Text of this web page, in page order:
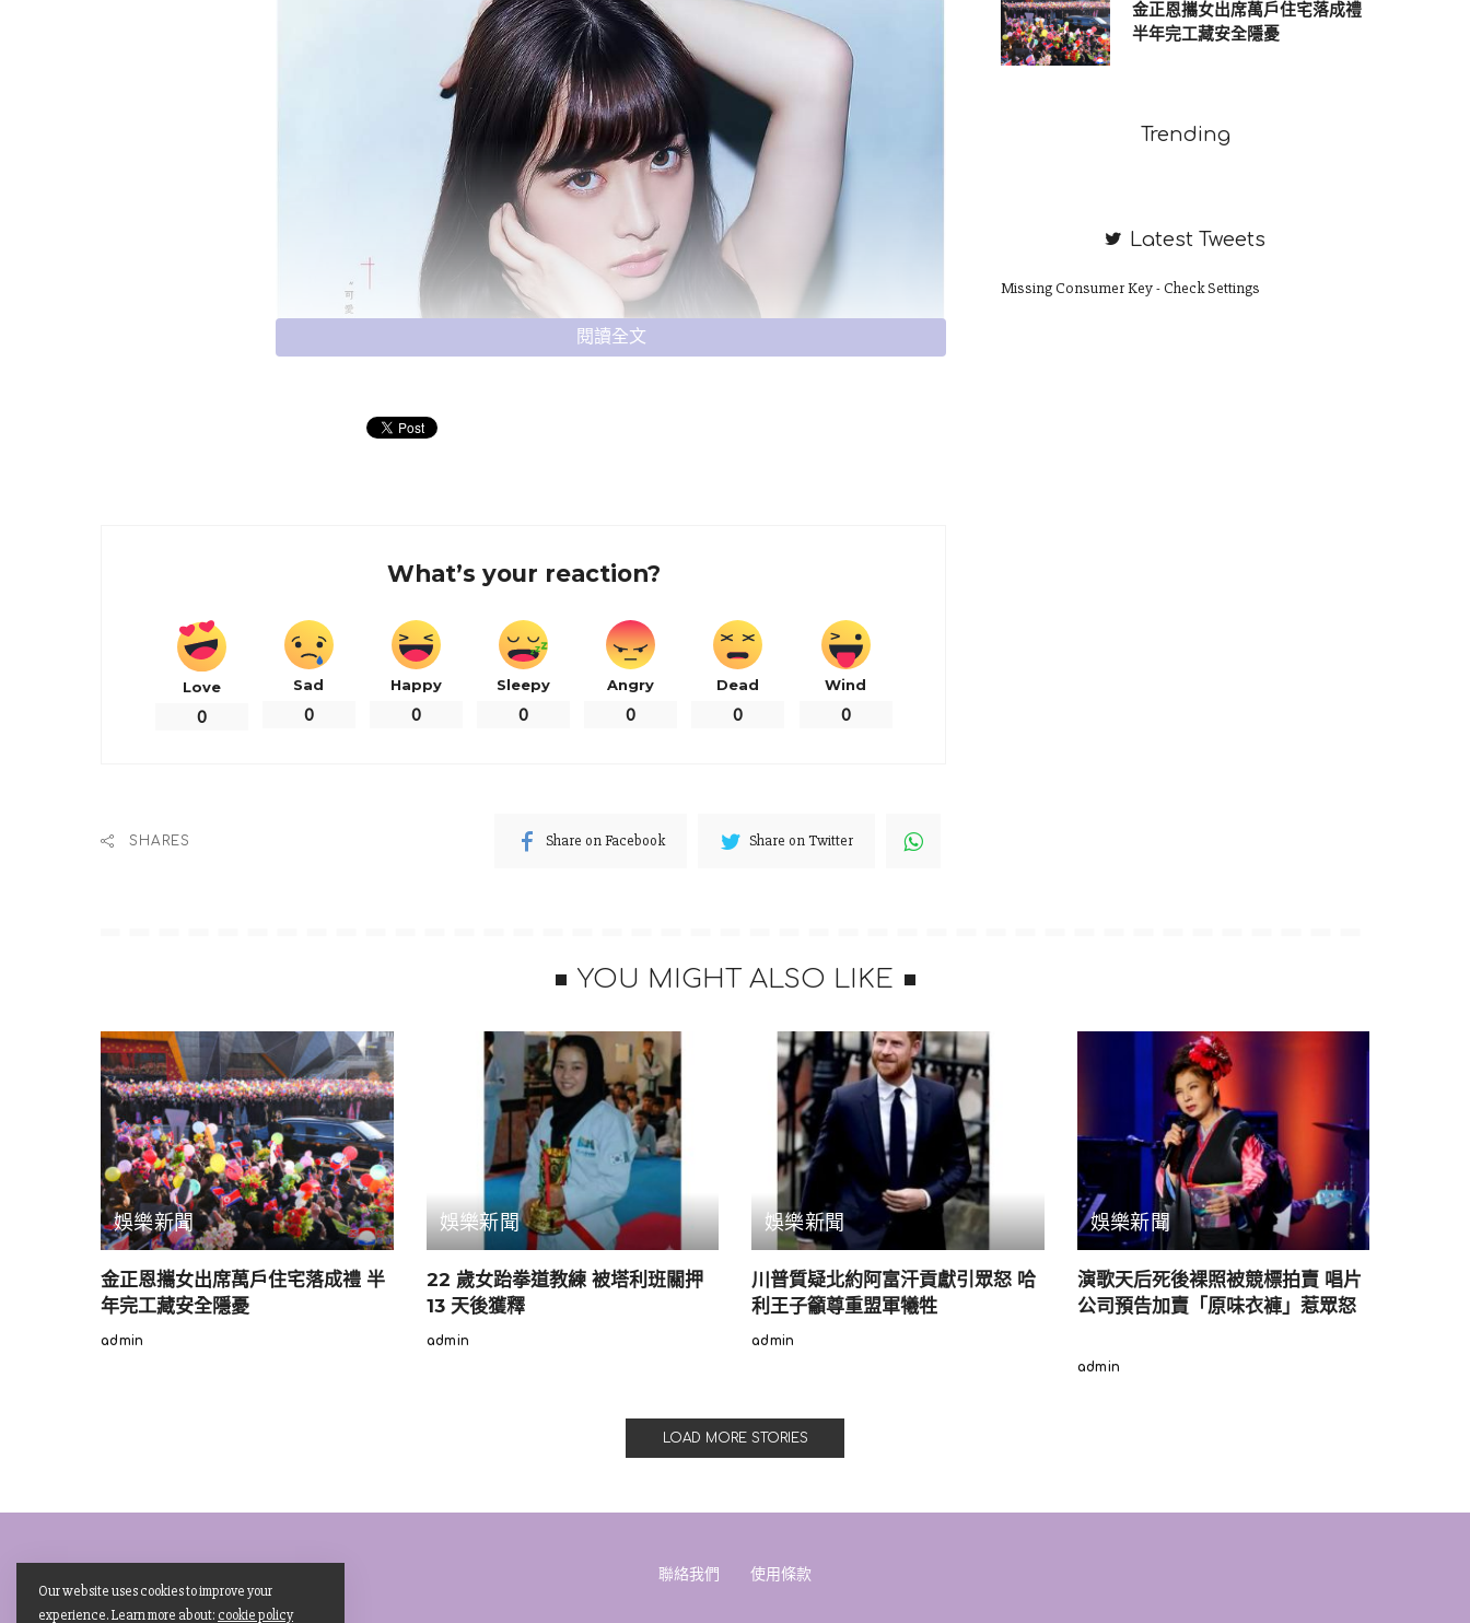
又到了這一趴寫真夜現場的時間了，今天要跟大家分享的是「
橋本環奈最新雜誌寫
▼本期「週刊ヤングマガジン」+封面女郎橋本環奈
閱讀全文
What’s your reaction?
Love
0
Sad
0
Happy
0
Sleepy
0
Angry
0
Dead
0
Wind
0
SHARES Share on Facebook Share on Twitter
金正恩攜女出席萬戶住宅落成禮
半年完工藏安全隱憂
Trending
Latest Tweets
Missing Consumer Key - Check Settings
YOU MIGHT ALSO LIKE
娛樂新聞
金正恩攜女出席萬戶住宅落成禮 半
年完工藏安全隱憂
Posted
admin
娛樂新聞
22 歲女跆拳道教練 被塔利班關押
13 天後獲釋
Posted
admin
娛樂新聞
川普質疑北約阿富汗貢獻引眾怒 哈
利王子籲尊重盟軍犧牲
Posted
admin
娛樂新聞
演歌天后死後裸照被競標拍賣 唱片
公司預告加賣「原味衣褲」惹眾怒
Posted
admin
LOAD MORE STORIES
聯絡我們 使用條款
Our website uses cookies to improve your
experience. Learn more about: cookie policy